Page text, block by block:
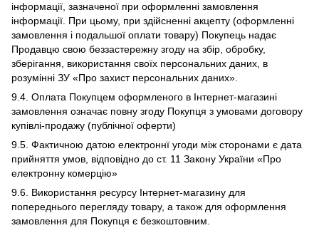
інформації, зазначеної при оформленні замовлення
інформації. При цьому, при здійсненні акцепту (оформленні
замовлення і подальшої оплати товару) Покупець надає
Продавцю свою беззастережну згоду на збір, обробку,
зберігання, використання своїх персональних даних, в
розумінні ЗУ «Про захист персональних даних».
9.4. Оплата Покупцем оформленого в Інтернет-магазині
замовлення означає повну згоду Покупця з умовами договору
купівлі-продажу (публічної оферти)
9.5. Фактичною датою електроннї угоди між сторонами є дата
прийняття умов, відповідно до ст. 11 Закону України «Про
електронну комерцію»
9.6. Використання ресурсу Інтернет-магазину для
попереднього перегляду товару, а також для оформлення
замовлення для Покупця є безкоштовним.